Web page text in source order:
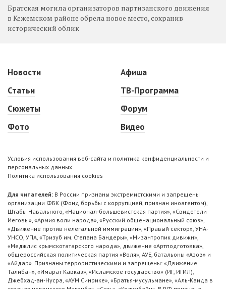
Братская могила организаторов партизанского движения
в Кежемском районе обрела новое место, сохранив
исторический облик
Новости
Статьи
Сюжеты
Фото
Афиша
ТВ-Программа
Форум
Видео
Условия использования веб-сайта и политика конфиденциальности и
персональных данных
Политика использования cookies
Для читателей: В России признаны экстремистскими и запрещены
организации ФБК (Фонд борьбы с коррупцией, признан иноагентом),
Штабы Навального, «Национал-большевистская партия», «Свидетели
Иеговы», «Армия воли народа», «Русский общенациональный союз»,
«Движение против нелегальной иммиграции», «Правый сектор», УНА-
УНСО, УПА, «Тризуб им. Степана Бандеры», «Мизантропик дивижн»,
«Меджлис крымскотатарского народа», движение «Артподготовка»,
общероссийская политическая партия «Воля», АУЕ, батальоны «Азов» и
«Айдар». Признаны террористическими и запрещены: «Движение
Талибан», «Имарат Кавказ», «Исламское государство» (ИГ, ИГИЛ),
Джебхад-ан-Нусра, «АУМ Синрике», «Братья-мусульмане», «Аль-Каида в